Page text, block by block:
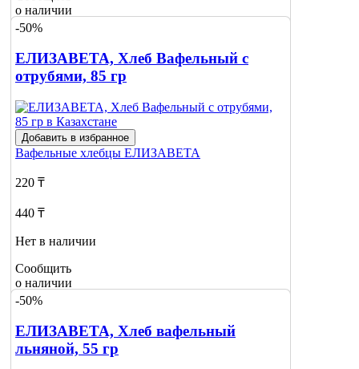
о наличии
-50%
ЕЛИЗАВЕТА, Хлеб Вафельный с
отрубями, 85 гр
Добавить в избранное
Вафельные хлебцы ЕЛИЗАВЕТА
220 ₸
440 ₸
Нет в наличии
Сообщить
о наличии
1
-50%
ЕЛИЗАВЕТА, Хлеб вафельный
льняной, 55 гр